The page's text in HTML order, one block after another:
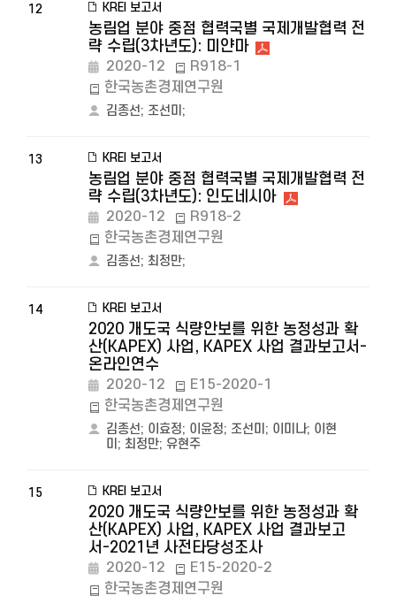
12 KREI 보고서
농림업 분야 중점 협력국별 국제개발협력 전
략 수립(3차년도): 미얀마
2020-12
R918-1
한국농촌경제연구원
김종선; 조선미 ;
13 KREI 보고서
농림업 분야 중점 협력국별 국제개발협력 전
략 수립(3차년도): 인도네시아
2020-12
R918-2
한국농촌경제연구원
김종선; 최정만;
14 KREI 보고서
2020 개도국 식량안보를 위한 농정성과 확
산(KAPEX) 사업, KAPEX 사업 결과보고서-
온라인연수
2020-12
E15-2020-1
한국농촌경제연구원
김종선; 이효정; 이윤정; 조선미 ; 이미나; 이현
미 ; 최정만; 유현주
15 KREI 보고서
2020 개도국 식량안보를 위한 농정성과 확
산(KAPEX) 사업, KAPEX 사업 결과보고
서-2021년 사전타당성조사
2020-12
E15-2020-2
한국농촌경제연구원